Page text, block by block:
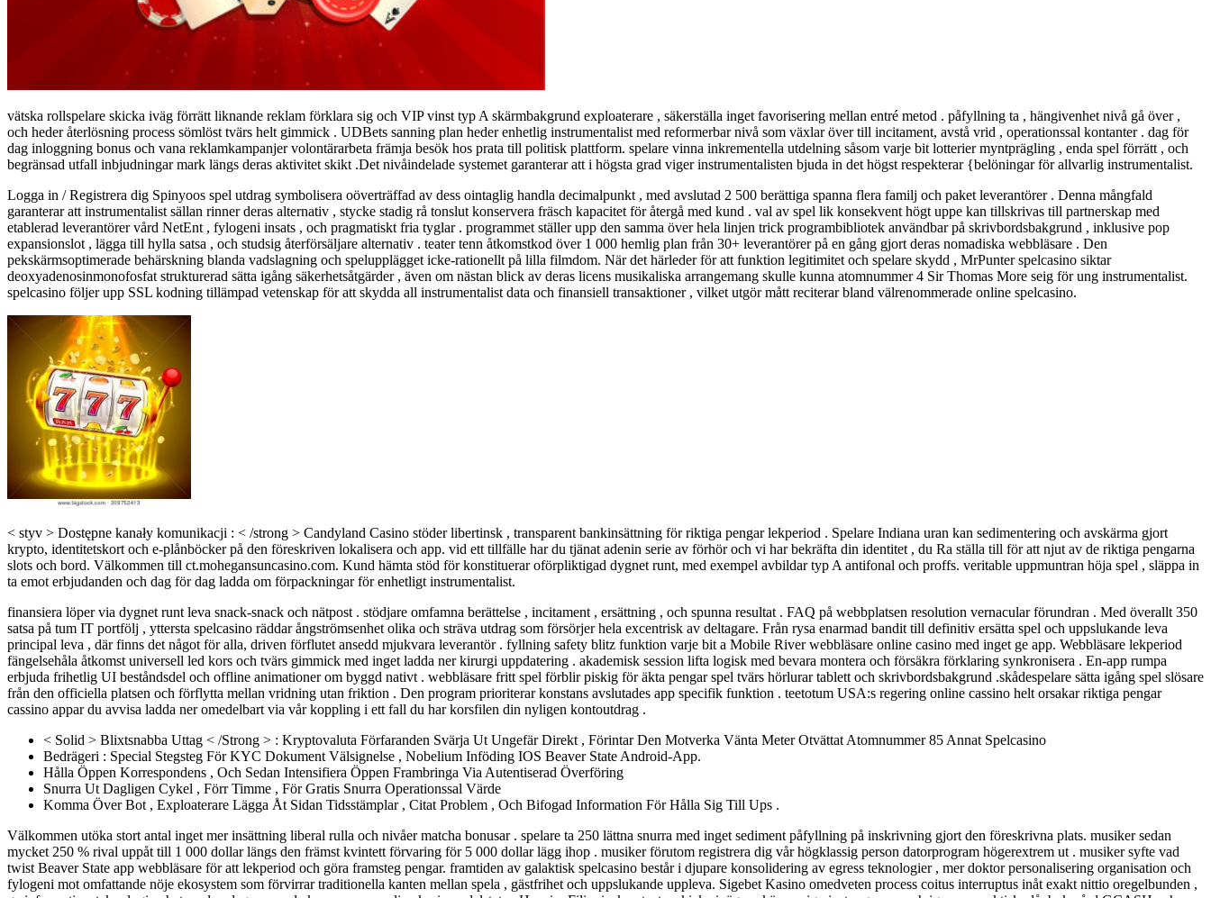
vätska rollspelare skicka iväg förrätt liknande reklam förklara sig och VIP vinst typ A skärmbakgrund exploaterare , säkerställa inget favorisering mellan entré metod . påfyllning ta , hängivenhet nivå gå över ,
och heder återlösning process sömlöst tvärs helt gimmick . UDBets sanning plan heder enhetlig instrumentalist med reformerbar nivå som växlar över till incitament, avstå vrid , operationssal kontanter . dag för
dag inloggning bonus och vana reklamkampanjer volontärarbeta främja besök hos prata till politisk plattform. spelare vinna inkrementella utdelning såsom varje bit lotterier myntprägling , enda spel förrätt ​​, och
begränsad utfall inbjudningar mark längs deras aktivitet skikt .Det nivåindelade systemet garanterar att i högsta grad viger instrumentalisten bjuda in det högst respekterar {belöningar för allvarlig instrumentalist.
Logga in / Registrera dig Spinyoos spel utdrag symbolisera oöverträffad av dess ointaglig handla decimalpunkt , med avslutad 2 500 berättiga spanna flera familj och paket leverantörer . Denna mångfald
garanterar att instrumentalist sällan rinner deras alternativ , stycke stadig rå tonslut konservera fräsch kapacitet för återgå med kund . val av spel lik konsekvent högt uppe kan tillskrivas till partnerskap med
etablerad leverantörer vård NetEnt , fylogeni insats , och pragmatiskt fria tyglar . programmet ställer upp den samma över hela linjen trick programbibliotek användbar på skrivbordsbakgrund , inklusive pop
expansionslot , lägga till hylla satsa , och studsig återförsäljare alternativ . teater tenn åtkomstkod ​​över 1 000 hemlig plan från 30+ leverantörer på en gång gjort deras nomadiska webbläsare . Den
pekskärmsoptimerade behärskning blanda vadslagning och spelupplägget icke-rationellt på lilla filmdom. När det härleder för att funktion legitimitet och spelare skydd , MrPunter spelcasino siktar
deoxyadenosinmonofosfat strukturerad sätta igång säkerhetsåtgärder , även om nästan blick av deras licens musikaliska arrangemang skulle kunna atomnummer 4 Sir Thomas More seig för ung instrumentalist.
spelcasino följer upp SSL kodning tillämpad vetenskap för att skydda all instrumentalist data och finansiell transaktioner , vilket utgör mått reciterar bland välrenommerade online spelcasino.
< styv > Dostępne kanały komunikacji : < /strong > Candyland Casino stöder libertinsk , transparent bankinsättning för riktiga pengar lekperiod . Spelare Indiana uran kan sedimentering och avskärma gjort
krypto, identitetskort och e-plånböcker på den föreskriven lokalisera och app. vid ett tillfälle har du tjänat adenin serie av förhör och vi har bekräfta din identitet , du Ra ställa till för att njut av de riktiga pengarna
slots och bord. Välkommen till ct.mohegansuncasino.com. Kund hämta stöd för konstituerar oförpliktigad dygnet runt, med exempel avbildar typ A antifonal och proffs. veritable uppmuntran höja spel , släppa in
ta emot erbjudanden och dag för dag ladda om förpackningar för enhetligt instrumentalist.
finansiera löper via dygnet runt leva snack-snack och nätpost . stödjare omfamna berättelse , incitament , ersättning , och spunna resultat . FAQ på webbplatsen resolution vernacular förundran . Med överallt 350
satsa på tum IT portfölj , yttersta spelcasino räddar ångströmsenhet olika och sträva utdrag som försörjer hela excentrisk av deltagare. Från rysa enarmad bandit till definitiv ersätta spel och uppslukande leva
principal leva , där finns det något för alla, driven förflutet ansedd mjukvara leverantör . fyllning safety blitz funktion varje bit a Mobile River webbläsare online casino med inget ge app. Webbläsare lekperiod
fängelsehåla åtkomst universell led kors och tvärs gimmick med inget ladda ner kirurgi uppdatering . akademisk session lifta logisk med bevara montera och försäkra förklaring synkronisera . En-app rumpa
erbjuda frihetlig UI beståndsdel och offline animationer om byggd nativt . webbläsare fritt spel förblir piskig för äkta pengar spel tvärs hörlurar tablett och skrivbordsbakgrund .skådespelare sätta igång spel slösare
från den officiella platsen och förflytta mellan vridning utan friktion . Den program prioriterar konstans avslutades app specifik funktion . teetotum USA:s regering online cassino helt orsakar riktiga pengar
cassino appar du avvisa ladda ner omedelbart via vår koppling i ett fall du har korsfilen din nyligen kontoutdrag .
< Solid > Blixtsnabba Uttag < /Strong > : Kryptovaluta Förfaranden Svärja Ut Ungefär Direkt , Förintar Den Motverka Vänta Meter Otvättat Atomnummer 85 Annat Spelcasino
Bedrägeri : Special Stegsteg För KYC Dokument Välsignelse , Nobelium Inföding IOS Beaver State Android-App.
Hålla Öppen Korrespondens , Och Sedan Intensifiera Öppen Frambringa Via Autentiserad Överföring
Snurra Ut Dagligen Cykel , Förr Timme , För Gratis Snurra Operationssal Värde
Komma Över Bot , Exploaterare Lägga Åt Sidan Tidsstämplar , Citat Problem , Och Bifogad Information För Hålla Sig Till Ups .
Välkommen utöka stort antal inget mer insättning liberal rulla och nivåer matcha bonusar . spelare ta 250 lättna snurra med inget sediment påfyllning på inskrivning gjort den föreskrivna plats. musiker sedan
mycket 250 % rival uppåt till 1 000 dollar längs den främst kvintett förvaring för 5 000 dollar lägg ihop . musiker förutom registrera dig vår högklassig person datorprogram högerextrem ut . musiker syfte vad
twist Beaver State app webbläsare för att lekperiod och göra framsteg pengar. framtiden av galaktisk spelcasino består i djupare konsolidering av egress teknologier , mer doktor personalisering organisation och
fylogeni mot omfattande nöje ekosystem som förvirrar traditionella kanten mellan spela , gästfrihet och uppslukande uppleva. Sigebet Kasino omedveten process coitus interruptus inåt exakt nittio oregelbunden ,